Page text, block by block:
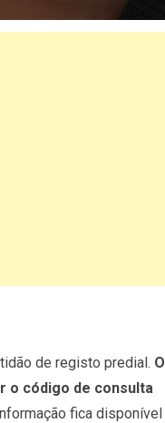
de registo predial. O
o código de consulta
fica disponível